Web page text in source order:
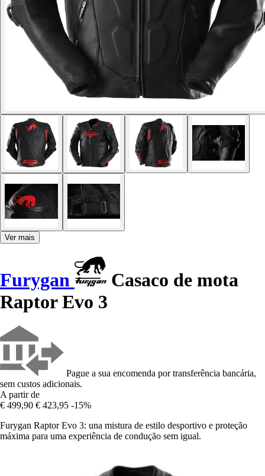
Ver mais
Furygan
Casaco de mota
Raptor Evo 3
Pague a sua encomenda por transferência bancária,
sem custos adicionais.
A partir de
€ 499,90 € 423,95 -15%
Furygan Raptor Evo 3: una mistura de estilo desportivo e proteção
máxima para uma experiência de condução sem igual.